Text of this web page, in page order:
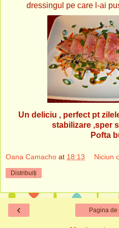
dressingul pe care l-ai
Un deliciu , perfect pt
stabilizare ,sper
Pofta
Oana Camacho at 18:13 Niciun
Distribuiți
‹ Pagina